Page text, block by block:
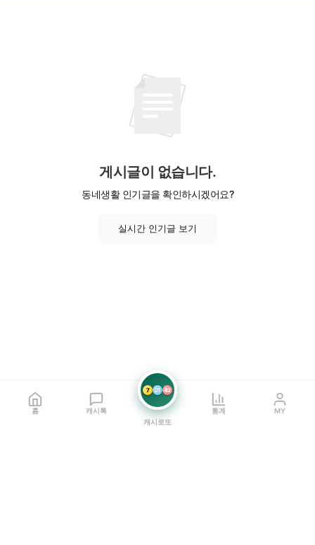
게시글이 없습니다.
동네생활 인기글을 확인하시겠어요?
실시간 인기글 보기
홈 캐시톡
7 21 42
캐시로또
통계 MY